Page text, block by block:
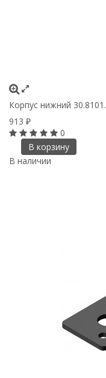
Корпус нижний
913 ₽
0
В корзину
В наличии